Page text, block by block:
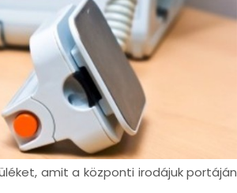
amit a központi irodájuk portáján